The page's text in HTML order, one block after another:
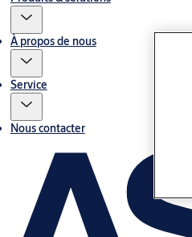
À propos de nous
Service
Nous contacter